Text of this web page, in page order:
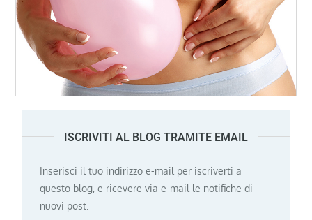
ISCRIVITI AL BLOG TRAMITE EMAIL
Inserisci il tuo indirizzo e-mail per iscriverti a
questo blog, e ricevere via e-mail le notifiche di
nuovi post.